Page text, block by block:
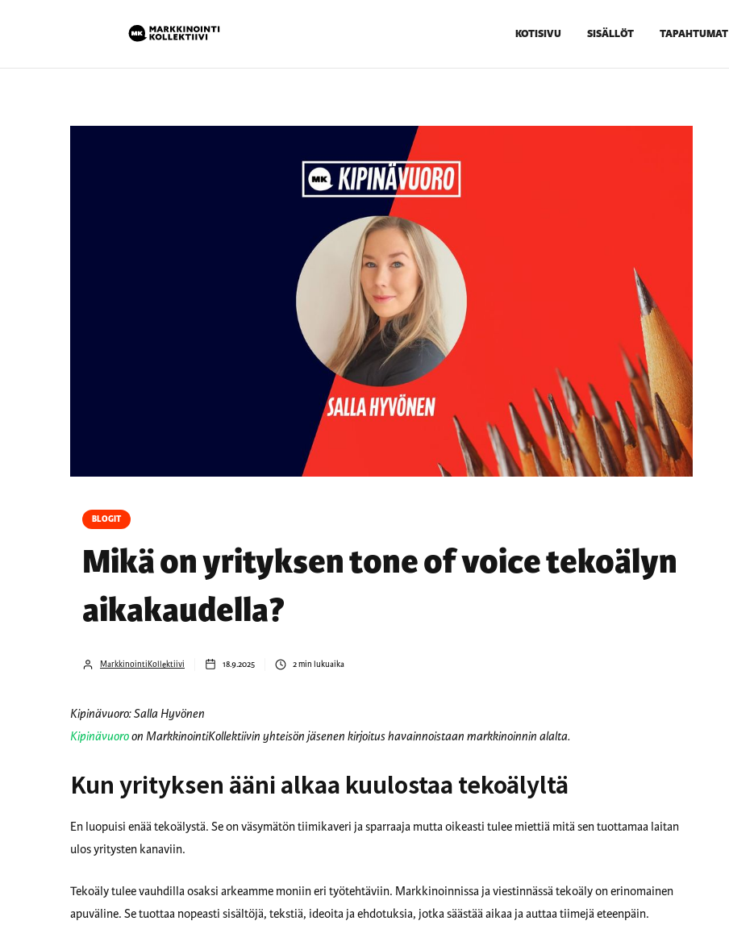
KOTISIVU SISÄLLÖT TAPAHTUMAT
BLOGIT
Mikä on yrityksen tone of voice tekoälyn
aikakaudella?
MarkkinointiKollektiivi 18.9.2025 2min lukuaika
Kipinävuoro: Salla Hyvönen
Kipinävuoroon MarkkinointiKollektiivin yhteisön jäsenen kirjoitus havainnoistaan markkinoinnin alalta.
Kun yrityksen ääni alkaa kuulostaa tekoälyltä
En luopuisi enää tekoälystä. Se on väsymätön tiimikaveri ja sparraaja mutta oikeasti tulee miettiä mitä sen tuottamaa laitan
ulos yritysten kanaviin.
Tekoäly tulee vauhdilla osaksi arkeamme moniin eri työtehtäviin. Markkinoinnissa ja viestinnässä tekoäly on erinomainen
apuväline. Se tuottaa nopeasti sisältöjä, tekstiä, ideoita ja ehdotuksia, jotka säästää aikaa ja auttaa tiimejä eteenpäin.